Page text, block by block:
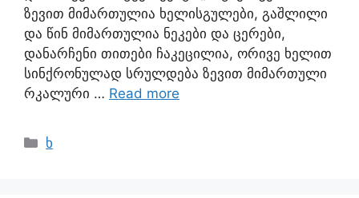
ზევით მიმართულია ხელისგულები, გაშლილი
და წინ მიმართულია ნეკები და ცერები,
დანარჩენი თითები ჩაკეცილია, ორივე ხელით
სინქრონულად სრულდება ზევით მიმართული
რკალური … Read more
ხ